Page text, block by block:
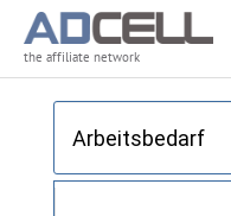
the affiliate network